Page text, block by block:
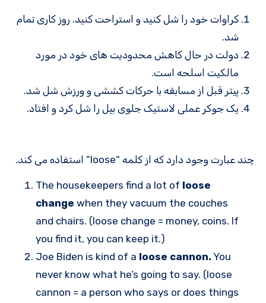
کراوات خود را شل کنید و استراحت کنید. روز کاری تمام
شد.
دولت در حال کاهش محدودیت های خود در مورد
مالکیت اسلحه است.
پیتر قبل از مسابقه با حرکات کششی و ورزش شل شد.
یک جوکر عملی لاستیک جلوی بیل را شل کرد و افتاد.
چند عبارت وجود دارد که از کلمه “loose” استفاده می کند.
The housekeepers find a lot of loose
change when they vacuum the couches
and chairs. (loose change = money, coins. If
you find it, you can keep it.)
Joe Biden is kind of a loose cannon. You
never know what he’s going to say. (loose
cannon = a person who says or does things